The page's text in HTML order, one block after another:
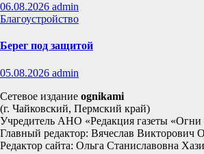
06.08.2026 admin
Благоустройство
Берег под защитой
05.08.2026 admin
Сетевое издание ognikami
(г. Чайковский, Пермский край)
Учредитель АНО «Редакция газеты
Главный редактор: Вячеслав Викторович
Редактор сайта: Ольга Станиславовна